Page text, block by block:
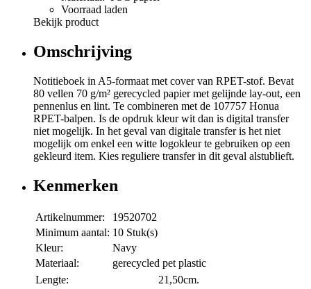
Voorraad laden
Bekijk product
Omschrijving
Notitieboek in A5-formaat met cover van RPET-stof. Bevat
80 vellen 70 g/m² gerecycled papier met gelijnde lay-out, een
pennenlus en lint. Te combineren met de 107757 Honua
RPET-balpen. Is de opdruk kleur wit dan is digital transfer
niet mogelijk. In het geval van digitale transfer is het niet
mogelijk om enkel een witte logokleur te gebruiken op een
gekleurd item. Kies reguliere transfer in dit geval alstublieft.
Kenmerken
Artikelnummer:
19520702
Minimum aantal: 10 Stuk(s)
Kleur:
Navy
Materiaal:
gerecycled pet plastic
Lengte:
21,50cm.